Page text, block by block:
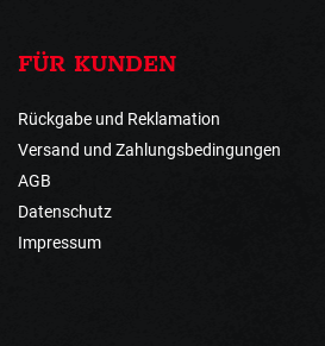
FÜR KUNDEN
Rückgabe und Reklamation
Versand und Zahlungsbedingungen
AGB
Datenschutz
Impressum